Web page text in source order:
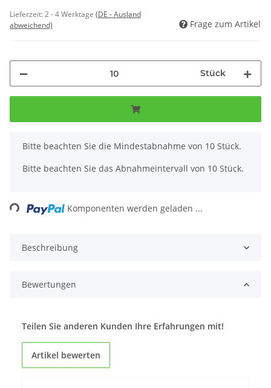
Lieferzeit:2 - 4 Werktage (DE - Ausland
abweichend)
Frage zum Artikel
Stück
x
Bitte beachten Sie die Mindestabnahme von 10 Stück.
Bitte beachten Sie das Abnahmeintervall von 10 Stück.
Komponenten werden geladen ...
Beschreibung
Bewertungen
Teilen Sie anderen Kunden Ihre Erfahrungen mit!
Artikel bewerten